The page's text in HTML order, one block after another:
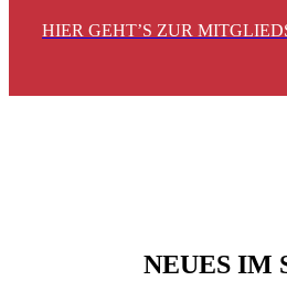
HIER GEHT’S ZUR
NEUES IM